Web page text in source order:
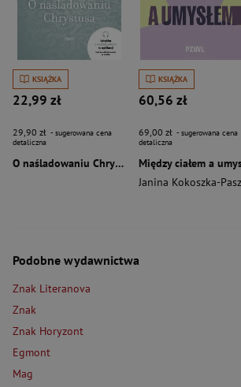
KSIĄŻKA
22,99 zł
29,90 zł - sugerowana cena
detaliczna
O naśladowaniu Chrystusa wyd. 2026
KSIĄŻKA
60,56 zł
69,00 zł - sugerowana cena
detaliczna
Podobne wydawnictwa
Znak Literanova
Znak
Znak Horyzont
Egmont
Mag